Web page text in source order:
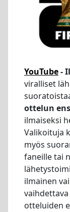
YouTube-
viralliset
ottelun
ilmaiseksi
Valikoituja
myös
faneille tai
ilmainen
otteluiden